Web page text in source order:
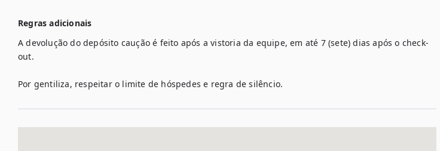
Regras adicionais
A devolução do depósito caução é feito após a vistoria da equipe, em até 7 (sete) dias após o check-
out.
Por gentiliza, respeitar o limite de hóspedes e regra de silêncio.